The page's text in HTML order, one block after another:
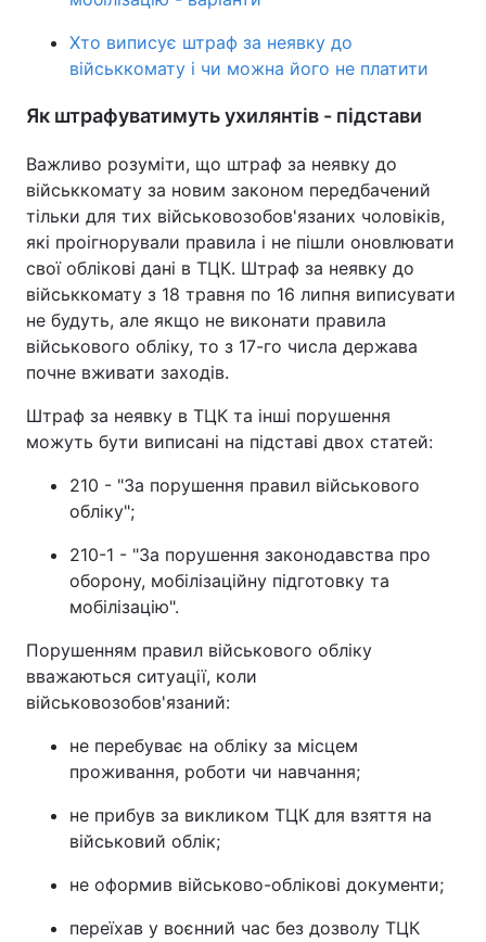
Хто виписує штраф за неявку до
військкомату і чи можна його не платити
Як штрафуватимуть ухилянтів - підстави
Важливо розуміти, що штраф за неявку до
військкомату за новим законом передбачений
тільки для тих військовозобов'язаних чоловіків,
які проігнорували правила і не пішли оновлювати
свої облікові дані в ТЦК. Штраф за неявку до
військкомату з 18 травня по 16 липня виписувати
не будуть, але якщо не виконати правила
військового обліку, то з 17-го числа держава
почне вживати заходів.
Штраф за неявку в ТЦК та інші порушення
можуть бути виписані на підставі двох статей:
210 - "За порушення правил військового
обліку";
210-1 - "За порушення законодавства про
оборону, мобілізаційну підготовку та
мобілізацію".
Порушенням правил військового обліку
вважаються ситуації, коли
військовозобов'язаний:
не перебуває на обліку за місцем
проживання, роботи чи навчання;
не прибув за викликом ТЦК для взяття на
військовий облік;
не оформив військово-облікові документи;
переїхав у воєнний час без дозволу ТЦК